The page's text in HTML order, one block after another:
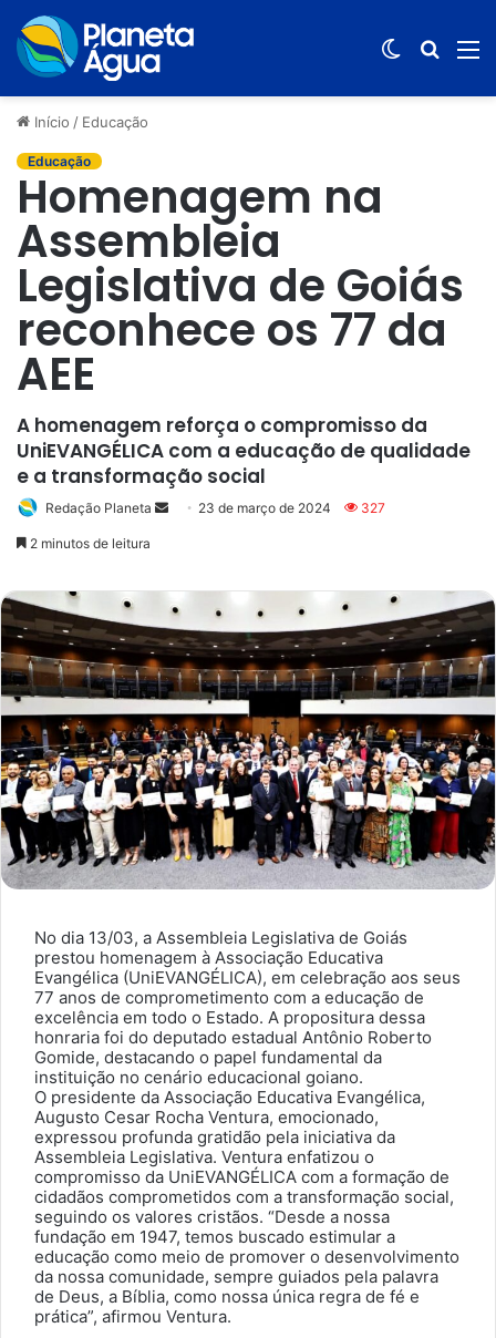
Switch
Início / Educação
Educação
Homenagem na
Assembleia
Legislativa de Goiás
reconhece os 77 da
AEE
A homenagem reforça o compromisso da
UniEVANGÉLICA com a educação de qualidade
e a transformação social
Redação Planeta
Mande
mail
23 de março de 2024 327
2 minutos de leitura
No dia 13/03, a Assembleia Legislativa de Goiás
prestou homenagem à Associação Educativa
Evangélica (UniEVANGÉLICA), em celebração aos seus
77 anos de comprometimento com a educação de
excelência em todo o Estado. A propositura dessa
honraria foi do deputado estadual Antônio Roberto
Gomide, destacando o papel fundamental da
instituição no cenário educacional goiano.
O presidente da Associação Educativa Evangélica,
Augusto Cesar Rocha Ventura, emocionado,
expressou profunda gratidão pela iniciativa da
Assembleia Legislativa. Ventura enfatizou o
compromisso da UniEVANGÉLICA com a formação de
cidadãos comprometidos com a transformação social,
seguindo os valores cristãos. “Desde a nossa
fundação em 1947, temos buscado estimular a
educação como meio de promover o desenvolvimento
da nossa comunidade, sempre guiados pela palavra
de Deus, a Bíblia, como nossa única regra de fé e
prática”, afirmou Ventura.